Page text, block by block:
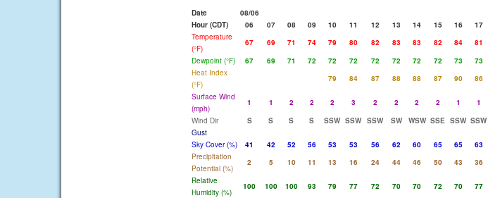
Date 08/06
Hour (CDT)
06 07 08 09 10 11 12 13 14 15 16 17
Temperature
(°F)
67 69 71 74 79 80 82 83 83 82 84 81
Dewpoint (°F)
67 69 71 72 72 72 72 72 72 72 73 73
Heat Index
(°F)
79 84 87 88 88 87 90 86
Surface Wind
(mph)
1 1 2 2 2 3 2 2 2 2 1 1
Wind Dir
S S S S SSW SSW SSW SW WSW SSE SSW SSW
Gust
Sky Cover (%)
41 42 52 56 53 53 56 62 60 65 65 63
Precipitation
Potential (%)
2 5 10 11 13 16 24 44 46 50 43 36
Relative
Humidity (%)
100 100 100 93 79 77 72 70 70 72 70 77